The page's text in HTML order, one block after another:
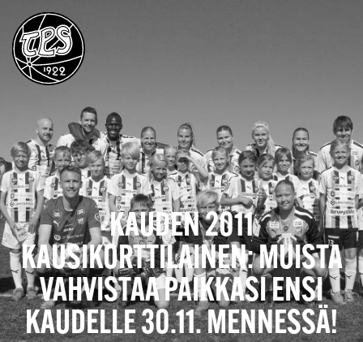
KAUDEN 2011
KAUSIKORTTILAINEN: MUISTA
VAHVISTAA PAIKKASI ENSI
KAUDELLE 30.11. MENNESSÄ!